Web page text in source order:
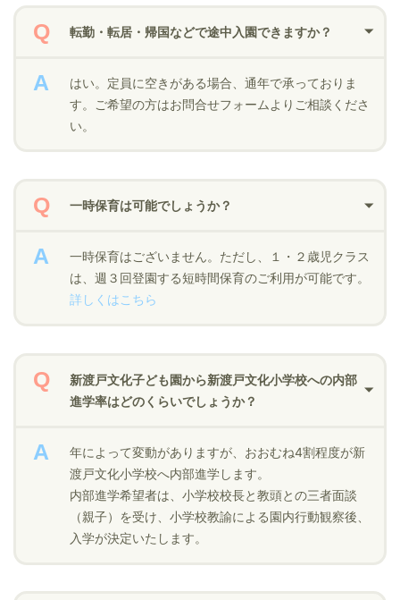
転勤・転居・帰国などで途中入園できますか？
はい。定員に空きがある場合、通年で承っておりま
す。ご希望の方はお問合せフォームよりご相談くださ
い。
一時保育は可能でしょうか？
一時保育はございません。ただし、１・２歳児クラス
は、週３回登園する短時間保育のご利用が可能です。
詳しくはこちら
新渡戸文化子ども園から新渡戸文化小学校への内部
進学率はどのくらいでしょうか？
年によって変動がありますが、おおむね4割程度が新
渡戸文化小学校へ内部進学します。
内部進学希望者は、小学校校長と教頭との三者面談
（親子）を受け、小学校教諭による園内行動観察後、
入学が決定いたします。